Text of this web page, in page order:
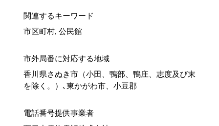
関連するキーワード
市区町村, 公民館
市外局番に対応する地域
香川県さぬき市（小田、鴨部、鴨庄、志度及び末
を除く。）､東かがわ市、小豆郡
電話番号提供事業者